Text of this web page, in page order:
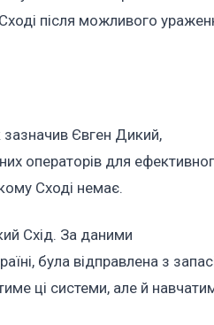
після можливого
Євген Дикий,
операторів для
Сході немає.
Схід. За даними
була відправлена з
ці системи, але й